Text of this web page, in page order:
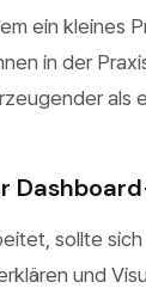
ein kleines
in der
als
sollte
und